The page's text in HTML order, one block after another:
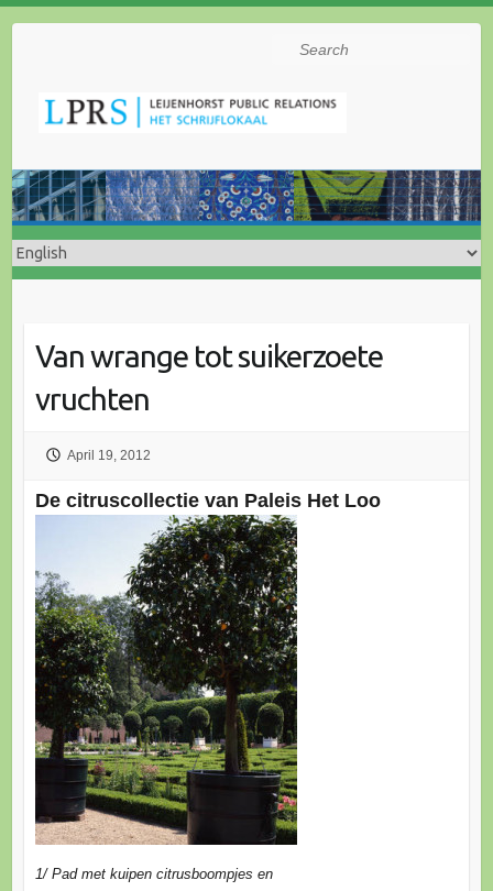
Search
Van wrange tot suikerzoete
vruchten
April 19, 2012
De citruscollectie van Paleis Het Loo
1/ Pad met kuipen citrusboompjes en